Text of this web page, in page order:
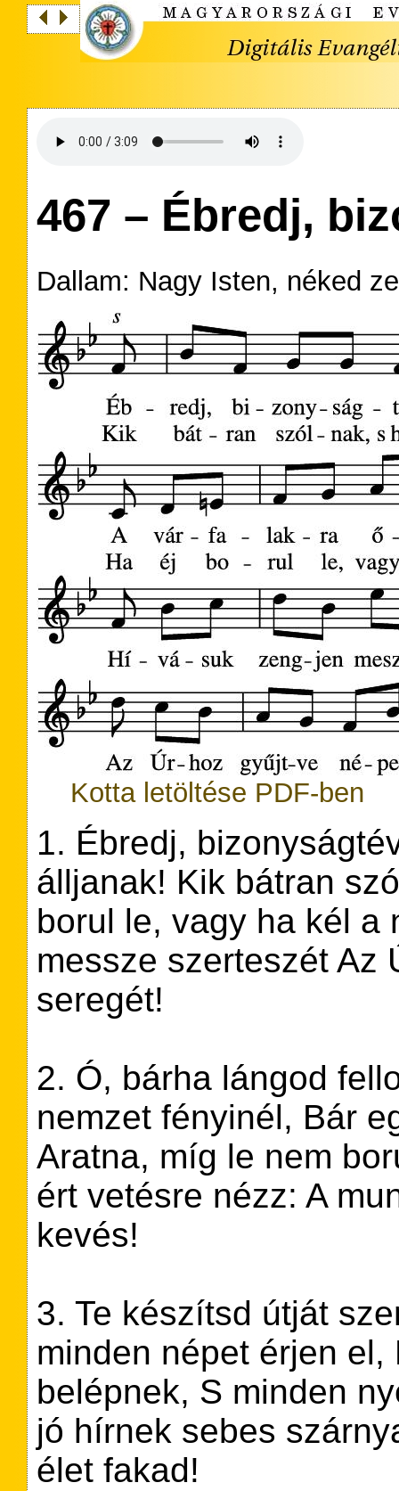
467 – Ébredj,
Dallam: Nagy Isten, néked
Kotta letöltése PDF-ben
1. Ébredj,
álljanak! Kik bátran
borul le, vagy ha kél a
messze szerteszét Az
seregét!
2. Ó, bárha lángod
nemzet fényinél, Bár
Aratna, míg le nem
ért vetésre nézz: A
kevés!
3. Te készítsd útját
minden népet érjen
belépnek, S minden
jó hírnek sebes
élet fakad!